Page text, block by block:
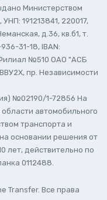
Министерством
191213841, 220017,
д.36, кв.б1, т.
31-18, IBAN:
№510 ОАО "АСБ
пр. Независимости
№02190/1-72856 На
автомобильного
транспорта и
основании решения от
лет, действительно по
0112488.
Transfer. Все права